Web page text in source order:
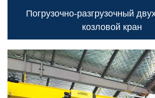
Погрузочно-разгрузочный
козловой кран